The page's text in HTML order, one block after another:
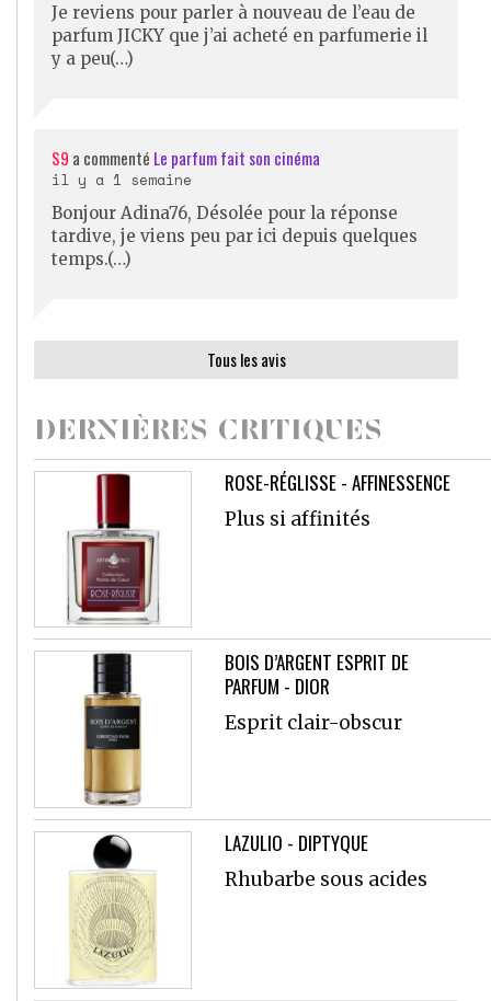
Je reviens pour parler à nouveau de l’eau de
parfum JICKY que j’ai acheté en parfumerie il
y a peu(…)
S9 a commenté Le parfum fait son cinéma
il y a 1 semaine
Bonjour Adina76, Désolée pour la réponse
tardive, je viens peu par ici depuis quelques
temps.(…)
Tous les avis
DERNIÈRES CRITIQUES
ROSE-RÉGLISSE - AFFINESSENCE
Plus si affinités
BOIS D’ARGENT ESPRIT DE
PARFUM - DIOR
Esprit clair-obscur
LAZULIO - DIPTYQUE
Rhubarbe sous acides